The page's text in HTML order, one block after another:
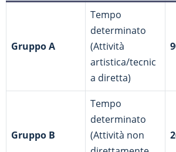
Gruppo A
Tempo
determinato
(Attività
artistica/tecnic
a diretta)
Gruppo B
Tempo
determinato
(Attività non